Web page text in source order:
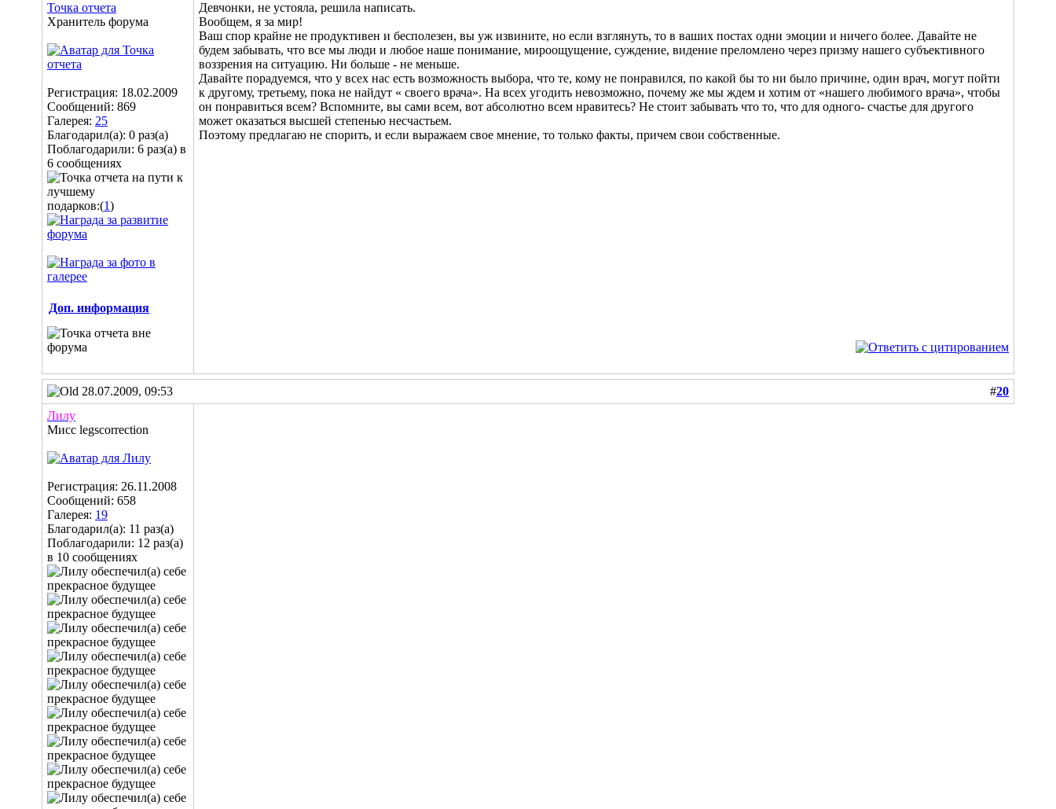
Точка отчета
Хранитель форума
Регистрация: 18.02.2009
Сообщений: 869
Галерея: 25
Благодарил(а): 0 раз(а)
Поблагодарили: 6 раз(а) в
6 сообщениях
подарков:(1)
Доп. информация
Девчонки, не устояла, решила написать.
Вообщем, я за мир!
Ваш спор крайне не продуктивен и бесполезен, вы уж извините, но если взглянуть, то в ваших постах одни эмоции и ничего более. Давайте не
будем забывать, что все мы люди и любое наше понимание, мироощущение, суждение, видение преломлено через призму нашего субъективного
воззрения на ситуацию. Ни больше - не меньше.
Давайте порадуемся, что у всех нас есть возможность выбора, что те, кому не понравился, по какой бы то ни было причине, один врач, могут пойти
к другому, третьему, пока не найдут « своего врача». На всех угодить невозможно, почему же мы ждем и хотим от «нашего любимого врача», чтобы
он понравиться всем? Вспомните, вы сами всем, вот абсолютно всем нравитесь? Не стоит забывать что то, что для одного- счастье для другого
может оказаться высшей степенью несчастьем.
Поэтому предлагаю не спорить, и если выражаем свое мнение, то только факты, причем свои собственные.
28.07.2009, 09:53 #20
Лилу
Мисс legscorrection
Регистрация: 26.11.2008
Сообщений: 658
Галерея: 19
Благодарил(а): 11 раз(а)
Поблагодарили: 12 раз(а)
в 10 сообщениях